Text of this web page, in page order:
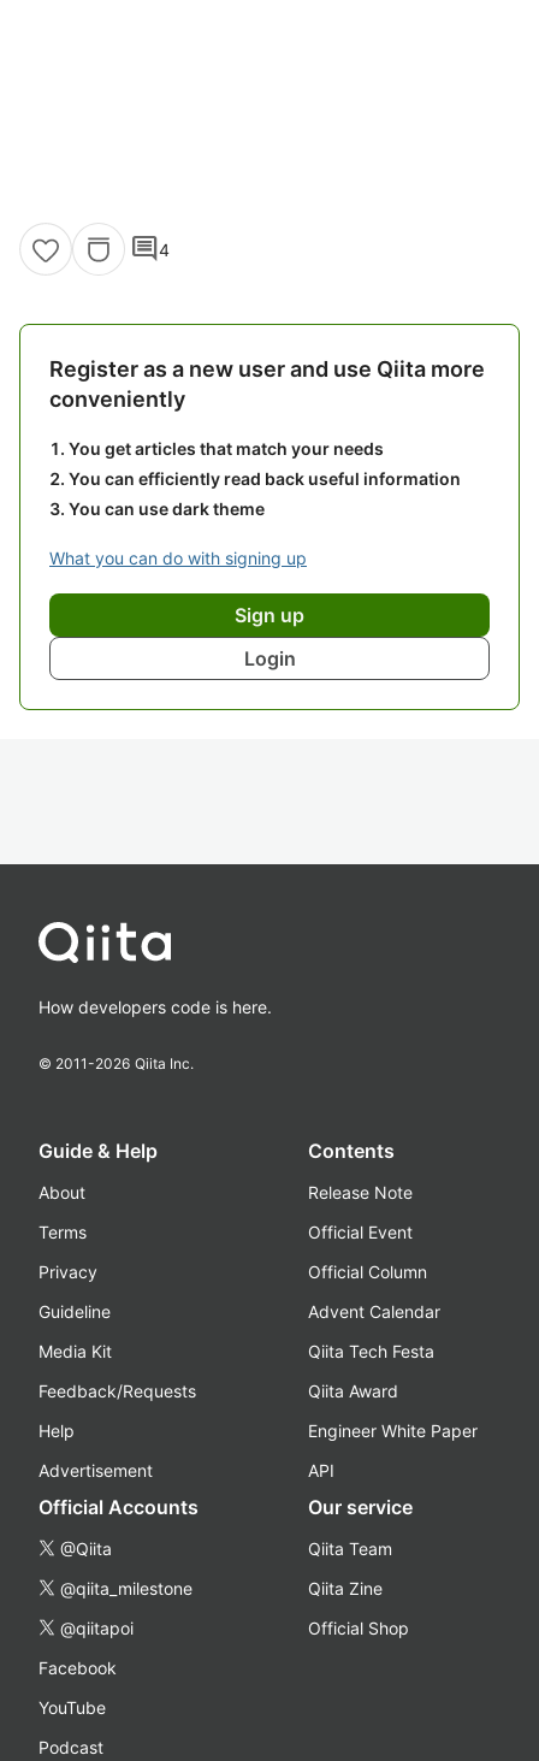
comment4
Register as a new user and use Qiita more
conveniently
You get articles that match your needs
You can efficiently read back useful information
You can use dark theme
What you can do with signing up
Sign up
Login
How developers code is here.
© 2011-2026 Qiita Inc.
Guide & Help
About
Terms
Privacy
Guideline
Media Kit
Feedback/Requests
Help
Advertisement
Contents
Release Note
Official Event
Official Column
Advent Calendar
Qiita Tech Festa
Qiita Award
Engineer White Paper
API
Official Accounts
@Qiita
@qiita_milestone
@qiitapoi
Facebook
YouTube
Podcast
Our service
Qiita Team
Qiita Zine
Official Shop